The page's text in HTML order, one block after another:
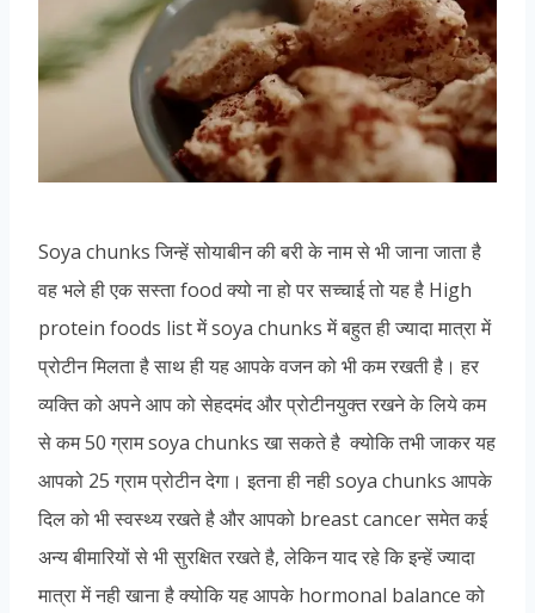
Soya chunks जिन्हें सोयाबीन की बरी के नाम से भी जाना जाता है
वह भले ही एक सस्ता food क्यो ना हो पर सच्चाई तो यह है High
protein foods list में soya chunks में बहुत ही ज्यादा मात्रा में
प्रोटीन मिलता है साथ ही यह आपके वजन को भी कम रखती है। हर
व्यक्ति को अपने आप को सेहदमंद और प्रोटीनयुक्त रखने के लिये कम
से कम 50 ग्राम soya chunks खा सकते है क्योकि तभी जाकर यह
आपको 25 ग्राम प्रोटीन देगा। इतना ही नही soya chunks आपके
दिल को भी स्वस्थ्य रखते है और आपको breast cancer समेत कई
अन्य बीमारियों से भी सुरक्षित रखते है, लेकिन याद रहे कि इन्हें ज्यादा
मात्रा में नही खाना है क्योकि यह आपके hormonal balance को